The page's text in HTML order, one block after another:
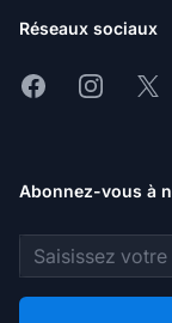
Réseaux sociaux
FacebookInstagram
X
Abonnez-vous à
Adresse e-mail